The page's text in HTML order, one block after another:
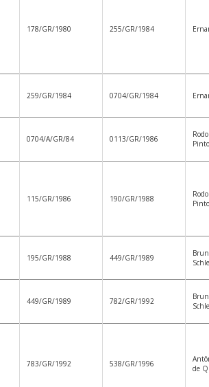
178/GR/1980 255/GR/1984
259/GR/1984 0704/GR/1984
0704/A/GR/84 0113/GR/1986
115/GR/1986 190/GR/1988
195/GR/1988 449/GR/1989
449/GR/1989 782/GR/1992
783/GR/1992 538/GR/1996
de